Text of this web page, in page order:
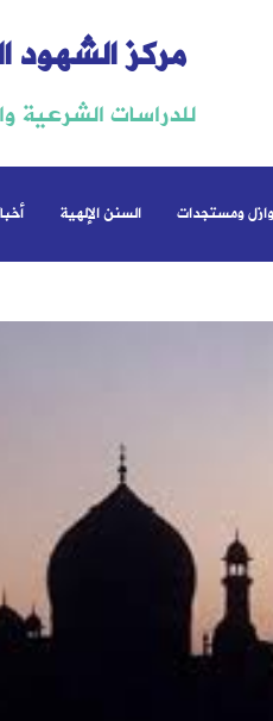
مركز الشهود
للدراسات الشرعية
ومستجدات السنن الإلهية